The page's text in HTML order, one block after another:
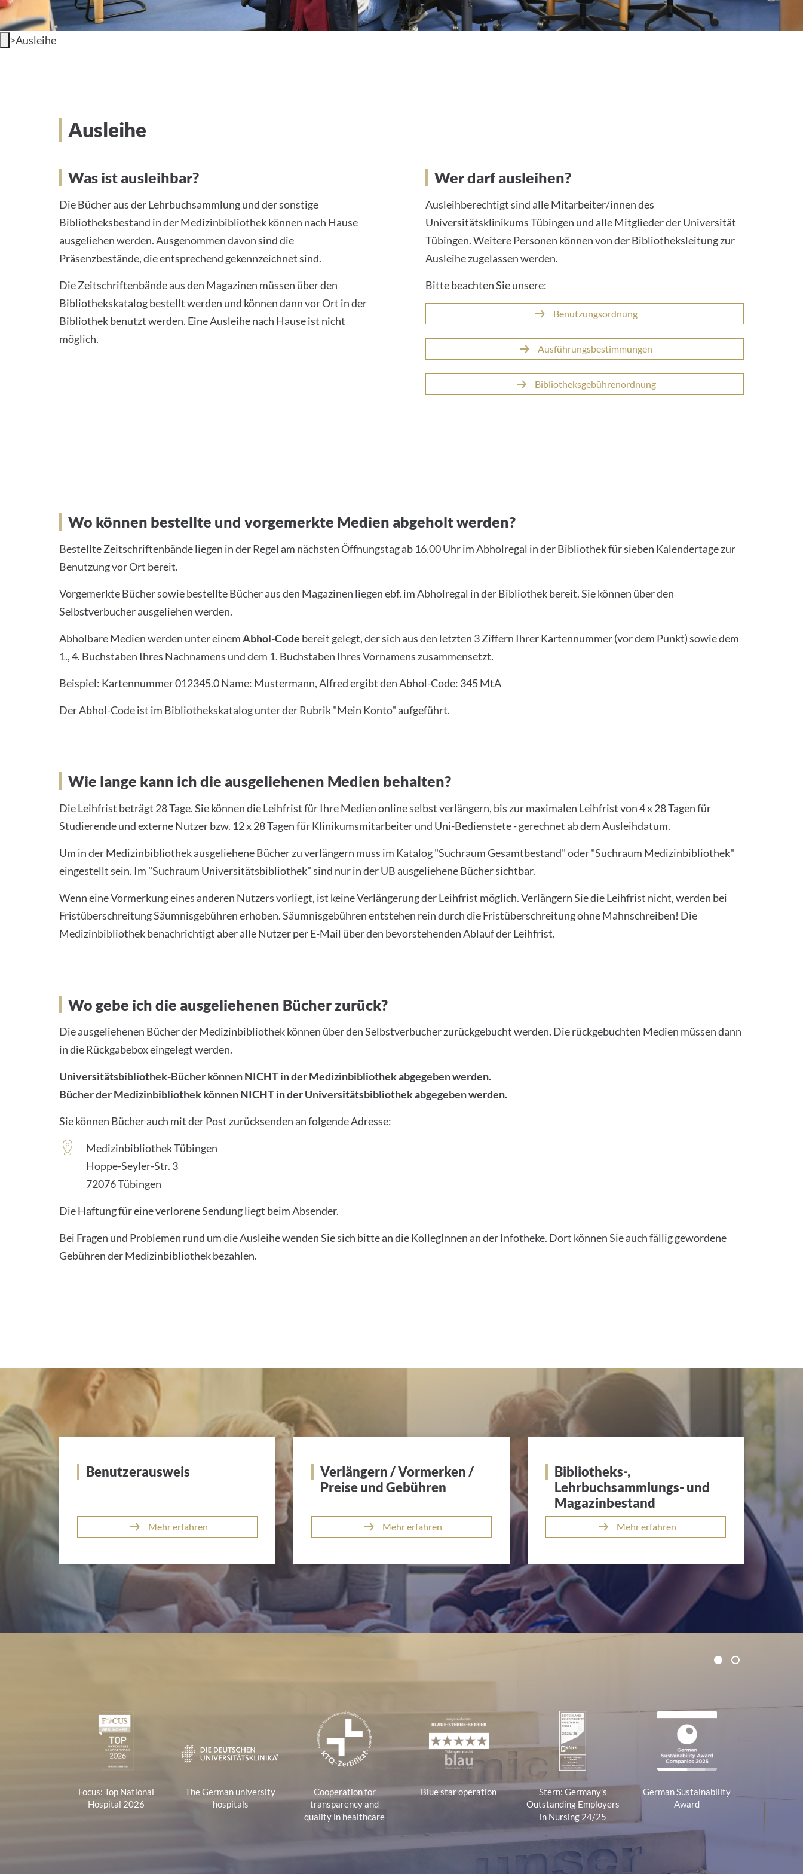
>Ausleihe
Ausleihe
Was ist ausleihbar?
Die Bücher aus der Lehrbuchsammlung und der sonstige
Bibliotheksbestand in der Medizinbibliothek können nach Hause
ausgeliehen werden. Ausgenommen davon sind die
Präsenzbestände, die entsprechend gekennzeichnet sind.
Die Zeitschriftenbände aus den Magazinen müssen über den
Bibliothekskatalog bestellt werden und können dann vor Ort in der
Bibliothek benutzt werden. Eine Ausleihe nach Hause ist nicht
möglich.
Wer darf ausleihen?
Ausleihberechtigt sind alle Mitarbeiter/innen des
Universitätsklinikums Tübingen und alle Mitglieder der Universität
Tübingen. Weitere Personen können von der Bibliotheksleitung zur
Ausleihe zugelassen werden.
Bitte beachten Sie unsere:
Benutzungsordnung
Ausführungsbestimmungen
Bibliotheksgebührenordnung
Wo können bestellte und vorgemerkte Medien abgeholt werden?
Bestellte Zeitschriftenbände liegen in der Regel am nächsten Öffnungstag ab 16.00 Uhr im Abholregal in der Bibliothek für sieben Kalendertage zur
Benutzung vor Ort bereit.
Vorgemerkte Bücher sowie bestellte Bücher aus den Magazinen liegen ebf. im Abholregal in der Bibliothek bereit. Sie können über den
Selbstverbucher ausgeliehen werden.
Abholbare Medien werden unter einemAbhol-Code bereit gelegt, der sich aus den letzten 3 Ziffern Ihrer Kartennummer (vor dem Punkt) sowie dem
1., 4. Buchstaben Ihres Nachnamens und dem 1. Buchstaben Ihres Vornamens zusammensetzt.
Beispiel: Kartennummer 012345.0 Name: Mustermann, Alfred ergibt den Abhol-Code: 345 MtA
Der Abhol-Code ist im Bibliothekskatalog unter der Rubrik "Mein Konto" aufgeführt.
Wie lange kann ich die ausgeliehenen Medien behalten?
Die Leihfrist beträgt 28 Tage. Sie können die Leihfrist für Ihre Medien online selbst verlängern, bis zur maximalen Leihfrist von 4 x 28 Tagen für
Studierende und externe Nutzer bzw. 12 x 28 Tagen für Klinikumsmitarbeiter und Uni-Bedienstete - gerechnet ab dem Ausleihdatum.
Um in der Medizinbibliothek ausgeliehene Bücher zu verlängern muss im Katalog "Suchraum Gesamtbestand" oder "Suchraum Medizinbibliothek"
eingestellt sein. Im "Suchraum Universitätsbibliothek" sind nur in der UB ausgeliehene Bücher sichtbar.
Wenn eine Vormerkung eines anderen Nutzers vorliegt, ist keine Verlängerung der Leihfrist möglich. Verlängern Sie die Leihfrist nicht, werden bei
Fristüberschreitung Säumnisgebühren erhoben. Säumnisgebühren entstehen rein durch die Fristüberschreitung ohne Mahnschreiben! Die
Medizinbibliothek benachrichtigt aber alle Nutzer per E-Mail über den bevorstehenden Ablauf der Leihfrist.
Wo gebe ich die ausgeliehenen Bücher zurück?
Die ausgeliehenen Bücher der Medizinbibliothek können über den Selbstverbucher zurückgebucht werden. Die rückgebuchten Medien müssen dann
in die Rückgabebox eingelegt werden.
Universitätsbibliothek-Bücher können NICHT in der Medizinbibliothek abgegeben werden.
Bücher der Medizinbibliothek können NICHT in der Universitätsbibliothek abgegeben werden.
Sie können Bücher auch mit der Post zurücksenden an folgende Adresse:
Medizinbibliothek Tübingen
Hoppe-Seyler-Str. 3
72076 Tübingen
Die Haftung für eine verlorene Sendung liegt beim Absender.
Bei Fragen und Problemen rund um die Ausleihe wenden Sie sich bitte an die KollegInnen an der Infotheke. Dort können Sie auch fällig gewordene
Gebühren der Medizinbibliothek bezahlen.
Benutzerausweis
Mehr erfahren
Verlängern / Vormerken /
Preise und Gebühren
Mehr erfahren
Bibliotheks-,
Lehrbuchsammlungs- und
Magazinbestand
Mehr erfahren
1 2
Focus: Top National
Hospital 2026
The German university
hospitals
Cooperation for
transparency and
quality in healthcare
Blue star operation
Stern: Germany's
Outstanding Employers
in Nursing 24/25
German Sustainability
Award